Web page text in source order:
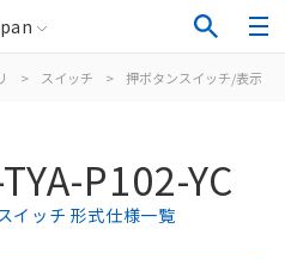
> スイッチ > 押ボタンスイッチ/表示灯
P102-YC
イッチ 形式仕様一覧